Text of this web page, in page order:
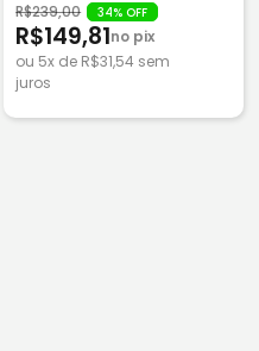
R$239,00 34% OFF
R$149,81no pix
ou 5x de R$31,54 sem
juros